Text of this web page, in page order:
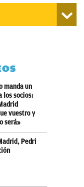
manda un
los socios:
vuestro y
será»
Pedri